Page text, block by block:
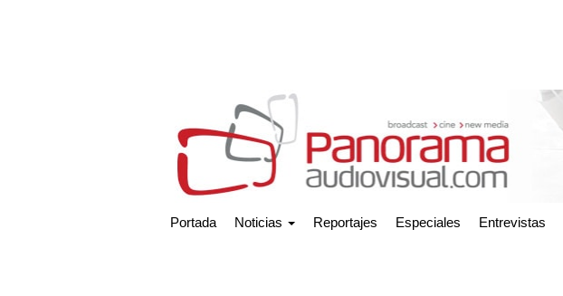
Portada Noticias Reportajes Especiales Entrevistas